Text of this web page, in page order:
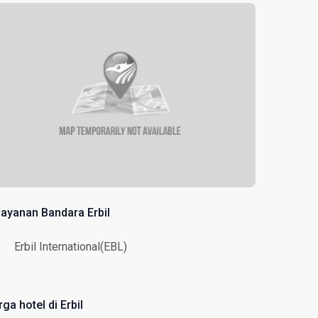
Bandara Erbil
Erbil International(EBL)
hotel di Erbil